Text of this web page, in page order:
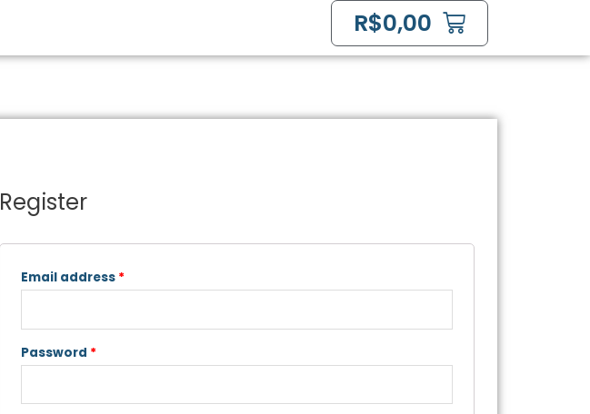
R$0,00
Register
Email address *
Password *